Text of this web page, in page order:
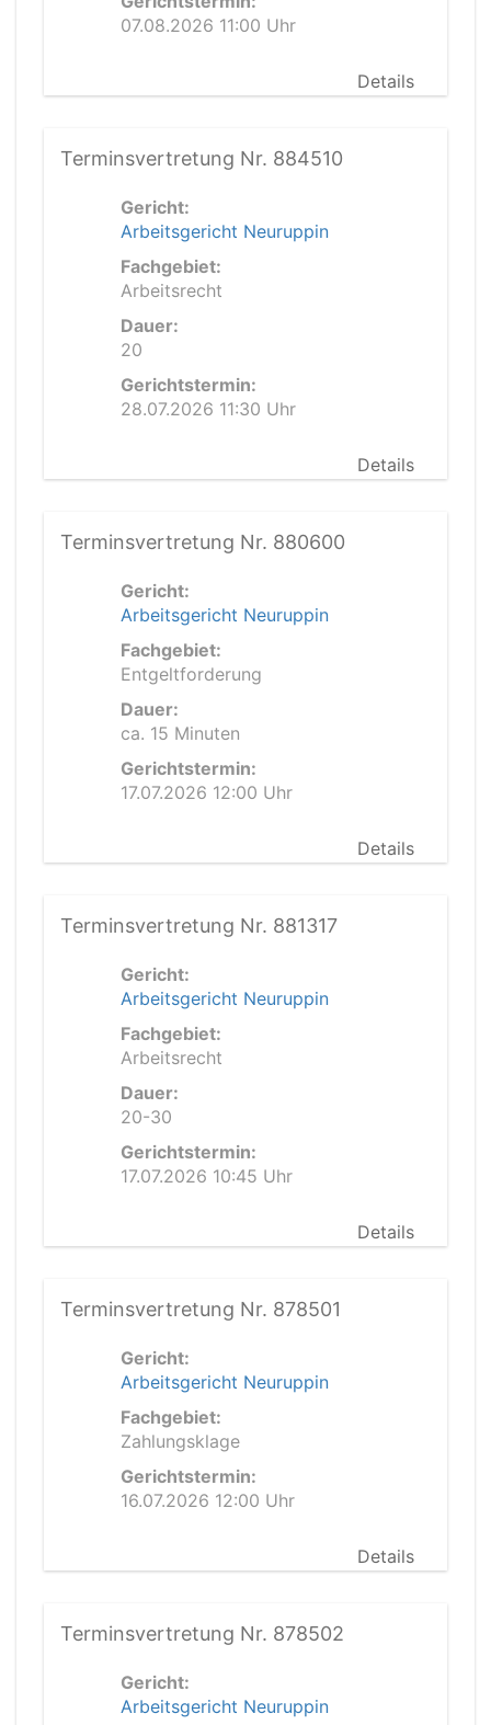
07.08.2026 11:00 Uhr
Details
Terminsvertretung Nr. 884510
Gericht:
Arbeitsgericht Neuruppin
Fachgebiet:
Arbeitsrecht
Dauer:
20
Gerichtstermin:
28.07.2026 11:30 Uhr
Details
Terminsvertretung Nr. 880600
Gericht:
Arbeitsgericht Neuruppin
Fachgebiet:
Entgeltforderung
Dauer:
ca. 15 Minuten
Gerichtstermin:
17.07.2026 12:00 Uhr
Details
Terminsvertretung Nr. 881317
Gericht:
Arbeitsgericht Neuruppin
Fachgebiet:
Arbeitsrecht
Dauer:
20-30
Gerichtstermin:
17.07.2026 10:45 Uhr
Details
Terminsvertretung Nr. 878501
Gericht:
Arbeitsgericht Neuruppin
Fachgebiet:
Zahlungsklage
Gerichtstermin:
16.07.2026 12:00 Uhr
Details
Terminsvertretung Nr. 878502
Gericht:
Arbeitsgericht Neuruppin